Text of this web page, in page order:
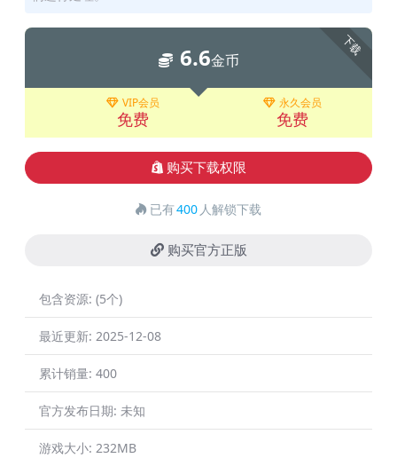
下载
6.6金币
VIP会员
免费
永久会员
免费
购买下载权限
已有400 人解锁下载
购买官方正版
包含资源: (5个)
最近更新: 2025-12-08
累计销量: 400
官方发布日期: 未知
游戏大小: 232MB